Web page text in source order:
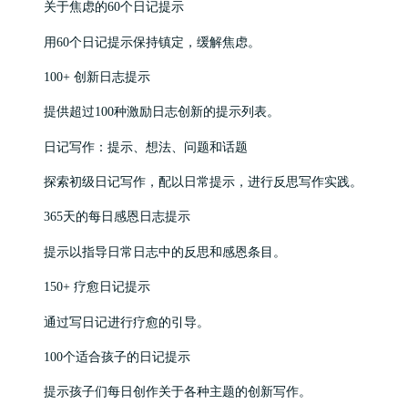
关于焦虑的60个日记提示
用60个日记提示保持镇定，缓解焦虑。
100+ 创新日志提示
提供超过100种激励日志创新的提示列表。
日记写作：提示、想法、问题和话题
探索初级日记写作，配以日常提示，进行反思写作实践。
365天的每日感恩日志提示
提示以指导日常日志中的反思和感恩条目。
150+ 疗愈日记提示
通过写日记进行疗愈的引导。
100个适合孩子的日记提示
提示孩子们每日创作关于各种主题的创新写作。